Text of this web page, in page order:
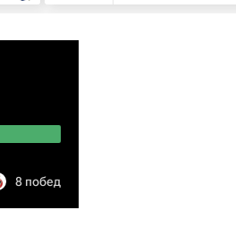
8 побед